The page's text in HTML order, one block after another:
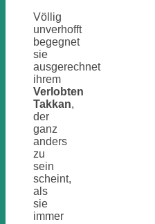
Völlig
unverhofft
begegnet
sie
ausgerechnet
ihrem
Verlobten
Takkan,
der
ganz
anders
zu
sein
scheint,
als
sie
immer